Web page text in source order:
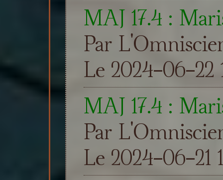
MAJ 17.4 :
Par
Le 2024-06-22
MAJ 17.4 :
Par
Le 2024-06-21